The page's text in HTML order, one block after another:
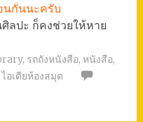
นกันนะครับ
ลปะ ก็คงช่วยให้หาย
, รถถังหนังสือ, หนังสือ,
ไอเดียห้องสมุด